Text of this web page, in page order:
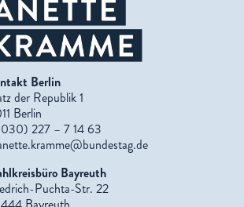
Berlin
der Republik 1
Berlin
227 – 7 14 63
Bayreuth
Puchta-Str. 22